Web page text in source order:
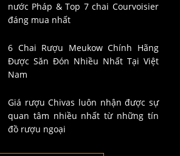
nước Pháp & Top 7 chai Courvoisier
đáng mua nhất
6 Chai Rượu Meukow Chính Hãng
Được Săn Đón Nhiều Nhất Tại Việt
Nam
Giá rượu Chivas luôn nhận được sự
quan tâm nhiều nhất từ những tín
đồ rượu ngoại